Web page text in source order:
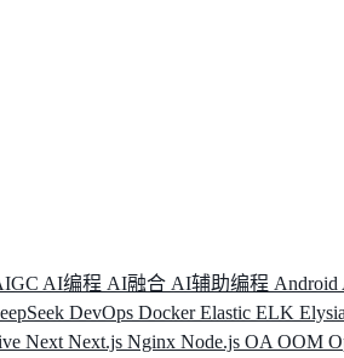
AI编程 AI融合 AI辅助编程 Android
DevOps DockerElastic ELK Elysia
Next Next.js Nginx Node.js OA OOM